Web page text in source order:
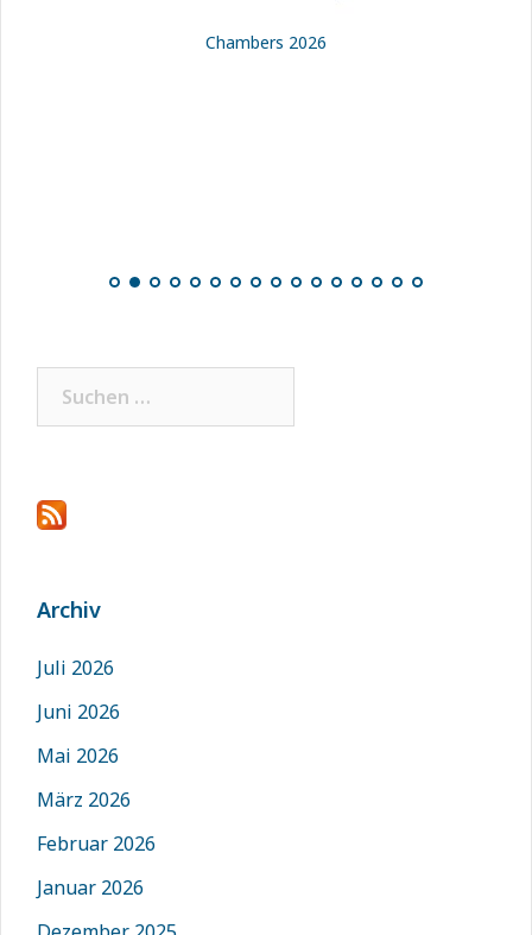
Chambers 2026
Archiv
Juli 2026
Juni 2026
Mai 2026
März 2026
Februar 2026
Januar 2026